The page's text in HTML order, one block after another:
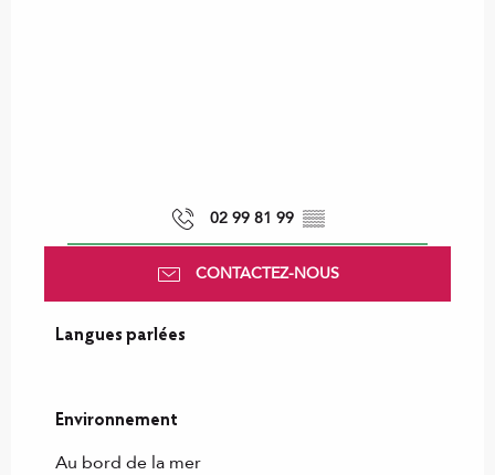
02 99 81 99 ▒▒
CONTACTEZ-NOUS
Langues parlées
Langues parlées
Environnement
Environnement
Au bord de la mer